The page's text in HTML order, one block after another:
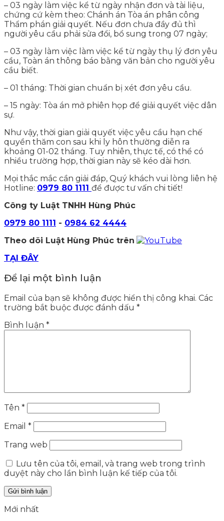
– 03 ngày làm việc kể từ ngày nhận đơn và tài liệu,
chứng cứ kèm theo: Chánh án Tòa án phân công
Thẩm phán giải quyết. Nếu đơn chưa đầy đủ thì
người yêu cầu phải sửa đổi, bổ sung trong 07 ngày;
– 03 ngày làm việc làm việc kể từ ngày thụ lý đơn yêu
cầu, Toàn án thông báo bằng văn bản cho người yêu
cầu biết.
– 01 tháng: Thời gian chuẩn bị xét đơn yêu cầu.
– 15 ngày: Tòa án mở phiên họp để giải quyết việc dân
sự.
Như vậy, thời gian giải quyết việc yêu cầu hạn chế
quyền thăm con sau khi ly hôn thường diễn ra
khoảng 01-02 tháng. Tuy nhiên, thực tế, có thể có
nhiều trường hợp, thời gian này sẽ kéo dài hơn.
Mọi thắc mắc cần giải đáp, Quý khách vui lòng liên hệ
Hotline: 0979 80 1111 để được tư vấn chi tiết!
Công ty Luật TNHH Hùng Phúc
0979 80 1111 - 0984 62 4444
Theo dõi Luật Hùng Phúc trên
TẠI ĐÂY
Để lại một bình luận
Email của bạn sẽ không được hiển thị công khai. Các
trường bắt buộc được đánh dấu *
Bình luận *
Tên *
Email *
Trang web
Lưu tên của tôi, email, và trang web trong trình
duyệt này cho lần bình luận kế tiếp của tôi.
Mới nhất